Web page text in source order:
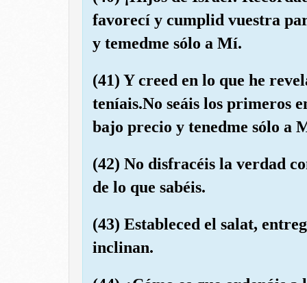
favorecí y cumplid vuestra
y temedme sólo a Mí.
(41) Y creed en lo que he
teníais.No seáis los primeros
bajo precio y tenedme sólo a
(42) No disfracéis la verdad
de lo que sabéis.
(43) Estableced el salat,
inclinan.